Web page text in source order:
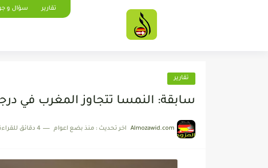
تقارير سؤال و
تقارير
سابقة: النمسا تتجاوز المغرب في
Almozawid.com اخر تحديث : منذ بضع اعوام 4 دقائق للقراءة